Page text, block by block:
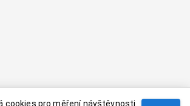
cookies pro měření návštěvnosti